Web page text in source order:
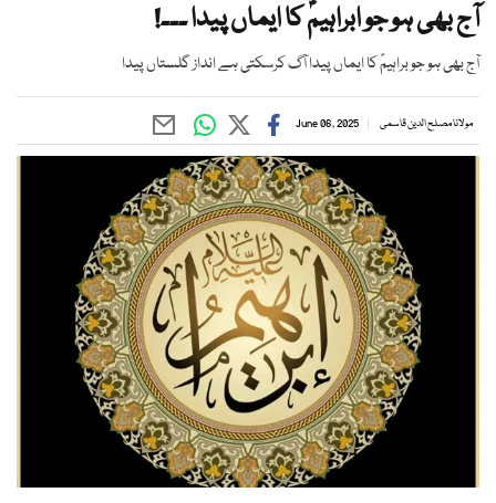
آج بھی ہو جو ابراہیمؑ کا ایماں پیدا ۔۔۔!
آج بھی ہو جو براہیمؑ کا ایماں پیدا آگ کرسکتی ہے انداز گلستاں پیدا
مولانا مصلح الدین قاسمی June 06, 2025